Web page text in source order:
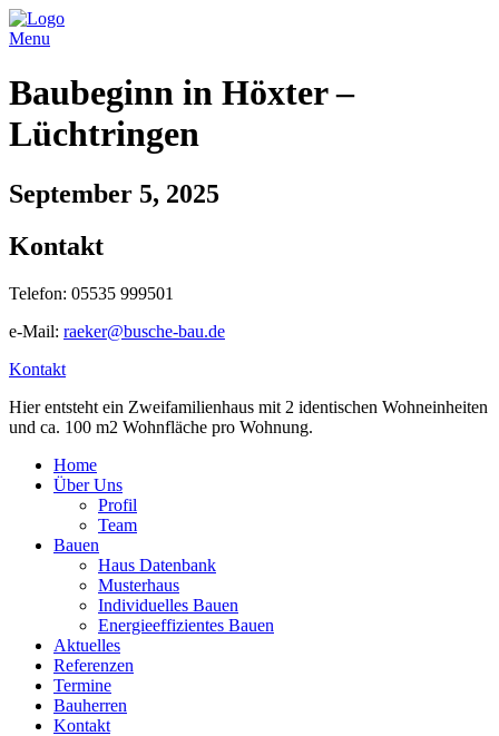
Menu
Baubeginn in Höxter –
Lüchtringen
September 5, 2025
Kontakt
Telefon: 05535 999501
e-Mail: raeker@busche-bau.de
Kontakt
Hier entsteht ein Zweifamilienhaus mit 2 identischen Wohneinheiten
und ca. 100 m2 Wohnfläche pro Wohnung.
Home
Über Uns
Profil
Team
Bauen
Haus Datenbank
Musterhaus
Individuelles Bauen
Energieeffizientes Bauen
Aktuelles
Referenzen
Termine
Bauherren
Kontakt